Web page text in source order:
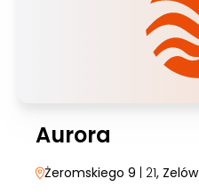
Aurora
Żeromskiego 9 | 21, Zelów